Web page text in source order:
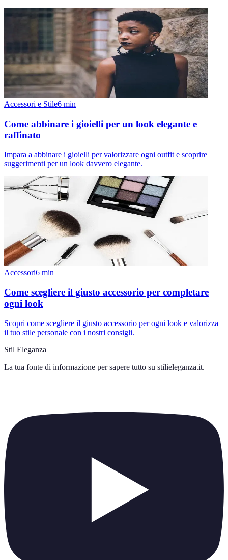
Accessori e Stile6 min
Come abbinare i gioielli per un look elegante e
raffinato
Impara a abbinare i gioielli per valorizzare ogni outfit e scoprire
suggerimenti per un look davvero elegante.
Accessori6 min
Come scegliere il giusto accessorio per completare
ogni look
Scopri come scegliere il giusto accessorio per ogni look e valorizza
il tuo stile personale con i nostri consigli.
Stil Eleganza
La tua fonte di informazione per sapere tutto su stilieleganza.it.